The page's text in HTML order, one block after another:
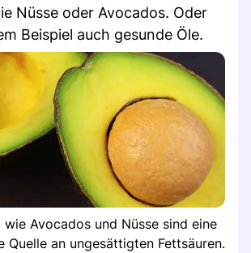
Nüsse oder Avocados. Oder
Beispiel auch gesunde Öle.
wie Avocados und Nüsse sind eine
Quelle an ungesättigten Fettsäuren.